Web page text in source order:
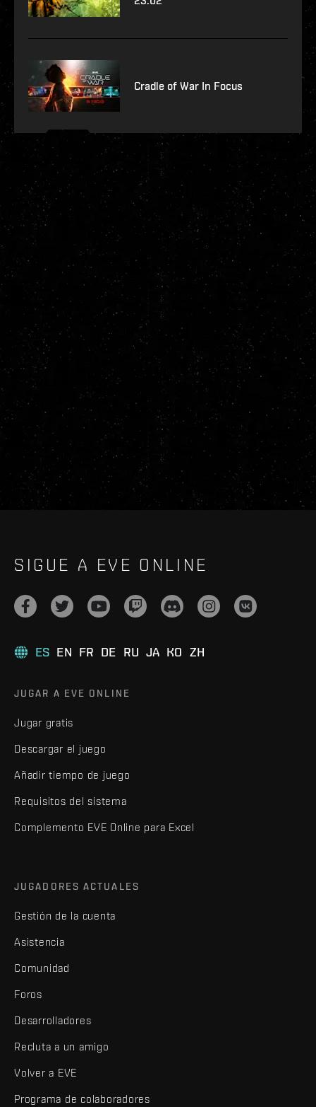
Cradle of War In Focus
SIGUE A EVE ONLINE
ES EN FR DE RU JA KO ZH
JUGAR A EVE ONLINE
Jugar gratis
Descargar el juego
Añadir tiempo de juego
Requisitos del sistema
Complemento EVE Online para Excel
JUGADORES ACTUALES
Gestión de la cuenta
Asistencia
Comunidad
Foros
Desarrolladores
Recluta a un amigo
Volver a EVE
Programa de colaboradores